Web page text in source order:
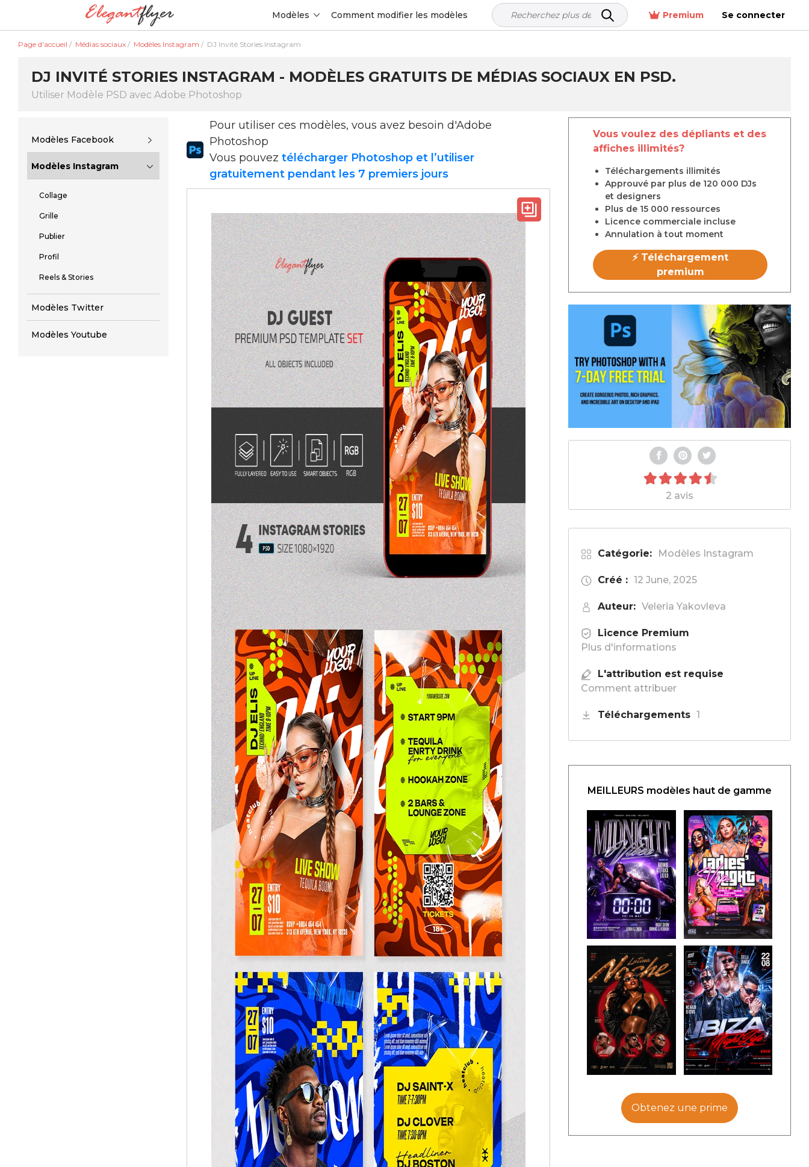
Modèles Comment modifier les modèles Premium Se connecter
Page d'accueil / Médias sociaux / Modèles Instagram / DJ Invité Stories Instagram
DJ INVITÉ STORIES INSTAGRAM - MODÈLES GRATUITS DE MÉDIAS SOCIAUX EN PSD.
Utiliser Modèle PSD avec Adobe Photoshop
Modèles Facebook
Modèles Instagram
Collage
Grille
Publier
Profil
Reels & Stories
Modèles Twitter
Modèles Youtube
Pour utiliser ces modèles, vous avez besoin d'Adobe
Photoshop
Vous pouveztélécharger Photoshop et l’utiliser
gratuitement pendant les 7 premiers jours
Vous voulez des dépliants et des
affiches illimités?
Téléchargements illimités
Approuvé par plus de 120 000 DJs
et designers
Plus de 15 000 ressources
Licence commerciale incluse
Annulation à tout moment
⚡ Téléchargement
premium
2 avis
Catégorie: Modèles Instagram
Créé : 12 June, 2025
Auteur: Veleria Yakovleva
Licence Premium
Plus d'informations
L'attribution est requise
Comment attribuer
Téléchargements 1
MEILLEURS modèles haut de gamme
Obtenez une prime